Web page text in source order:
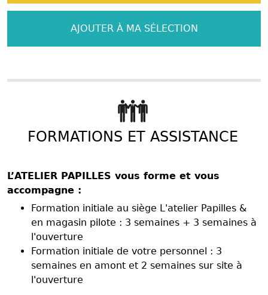
AJOUTER À MA SÉLECTION
FORMATIONS ET ASSISTANCE
L’ATELIER PAPILLES vous forme et vous
accompagne :
Formation initiale au siège L'atelier Papilles &
en magasin pilote : 3 semaines + 3 semaines à
l'ouverture
Formation initiale de votre personnel : 3
semaines en amont et 2 semaines sur site à
l'ouverture